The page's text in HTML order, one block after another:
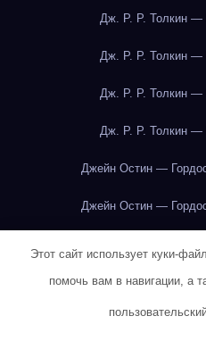
Дж. Р. Р. Толкин —
Дж. Р. Р. Толкин —
Дж. Р. Р. Толкин —
Дж. Р. Р. Толкин —
Джейн Остин —
Джейн Остин —
Джейн Остин —
Джейн Остин —
Этот сайт использует куки-
помочь вам в навигации, а